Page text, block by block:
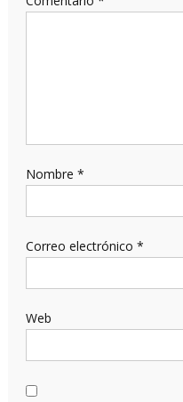
Nombre *
Correo electrónico *
Web